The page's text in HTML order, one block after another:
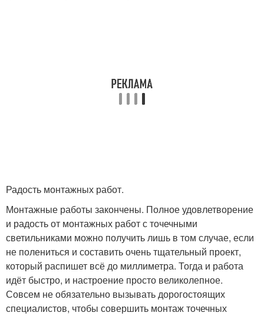
Радость монтажных работ.
Монтажные работы закончены. Полное удовлетворение
и радость от монтажных работ с точечными
светильниками можно получить лишь в том случае, если
не полениться и составить очень тщательный проект,
который распишет всё до миллиметра. Тогда и работа
идёт быстро, и настроение просто великолепное.
Совсем не обязательно вызывать дорогостоящих
специалистов, чтобы совершить монтаж точечных